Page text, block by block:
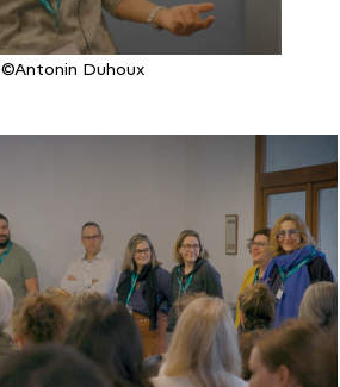
©Antonin Duhoux